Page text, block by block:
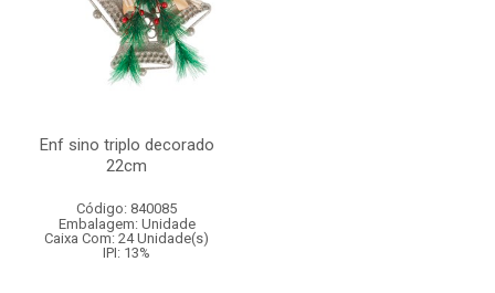
Enf sino triplo decorado
22cm
Código: 840085
Embalagem: Unidade
Caixa Com: 24 Unidade(s)
IPI: 13%